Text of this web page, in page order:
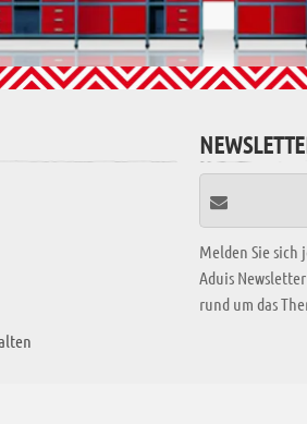
Melden Sie sich
Aduis
rund um das